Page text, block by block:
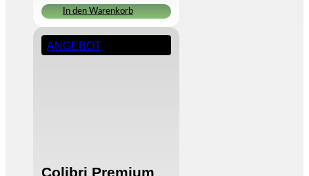
In den Warenkorb
ANGEBOT
Colibri Premium